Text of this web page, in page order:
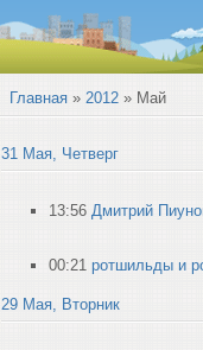
Главная » 2012 » Май
31 Мая, Четверг
13:56 Дмитрий
00:21 ротшильды и
29 Мая, Вторник